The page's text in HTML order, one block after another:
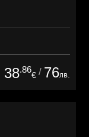
38.86
€ / 76лв.